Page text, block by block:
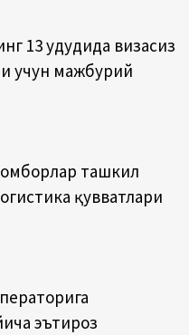
13 ҳудудида визасиз
учун мажбурий
ташкил
қувватлари
эътироз